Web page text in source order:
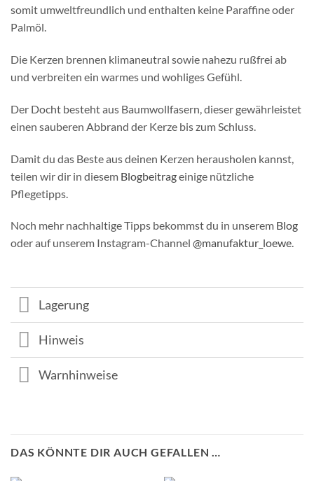
somit umweltfreundlich und enthalten keine Paraffine oder
Palmöl.
Die Kerzen brennen klimaneutral sowie nahezu rußfrei ab
und verbreiten ein warmes und wohliges Gefühl.
Der Docht besteht aus Baumwollfasern, dieser gewährleistet
einen sauberen Abbrand der Kerze bis zum Schluss.
Damit du das Beste aus deinen Kerzen herausholen kannst,
teilen wir dir in diesem Blogbeitrageinige nützliche
Pflegetipps.
Noch mehr nachhaltige Tipps bekommst du in unserem Blog
oder auf unserem Instagram-Channel @manufaktur_loewe.
Lagerung
Hinweis
Warnhinweise
DAS KÖNNTE DIR AUCH GEFALLEN …